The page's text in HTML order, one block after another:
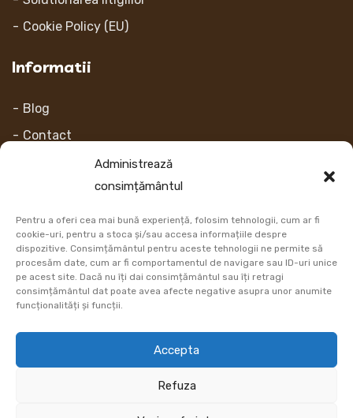
Administrează
consimțământul
Pentru a oferi cea mai bună experiență, folosim tehnologii, cum ar fi
cookie-uri, pentru a stoca și/sau accesa informațiile despre
dispozitive. Consimțământul pentru aceste tehnologii ne permite să
procesăm date, cum ar fi comportamentul de navigare sau ID-uri unice
pe acest site. Dacă nu îți dai consimțământul sau îți retragi
consimțământul dat poate avea afecte negative asupra unor anumite
funcționalități și funcții.
Accepta
Refuza
Cookie Policy (EU)
Informatii
Blog
Contact
Link-uri
Retur
Metoda de plata